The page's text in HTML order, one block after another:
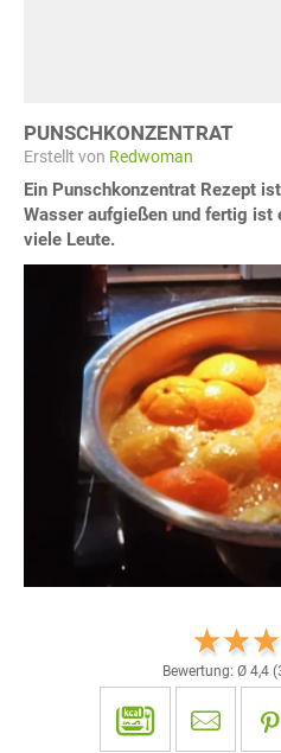
PUNSCHKONZENTRAT
Erstellt von Redwoman
Ein Punschkonzentrat Rezept
Wasser aufgießen und fertig ist
viele Leute.
Bewertung: Ø 4,4 (